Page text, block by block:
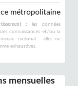
métropolitaine
: les données
connaissances et/ou la
national : elles ne
exhaustives.
mensuelles